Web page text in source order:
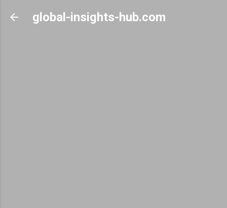
Skip to main content
global-insights-hub.com